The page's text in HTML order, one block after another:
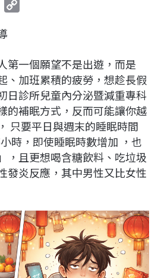
n
e
d
I
n
L
i
n
k
第一個願望不是出遊，而是
、加班累積的疲勞，想趁長假
日診所兒童內分泌暨減重專科
的補眠方式，反而可能讓你越
只要平日與週末的睡眠時間
時，即使睡眠時數增加 ，也
，且更想喝含糖飲料、吃垃圾
發炎反應，其中男性又比女性